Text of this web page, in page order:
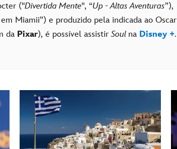
("Divertida Mente", “Up - Altas Aventuras”),
Miamii”) e produzido pela indicada ao Oscar
da Pixar), é possível assistirSoul na Disney +.